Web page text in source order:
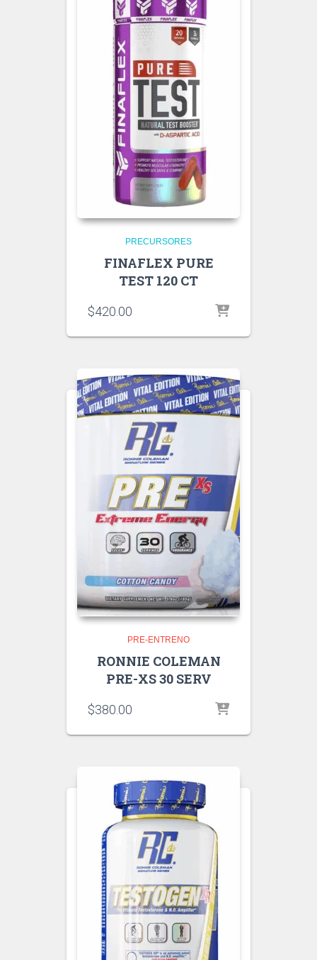
PRECURSORES
FINAFLEX PURE
TEST 120 CT
$420.00
PRE-ENTRENO
RONNIE COLEMAN
PRE-XS 30 SERV
$380.00